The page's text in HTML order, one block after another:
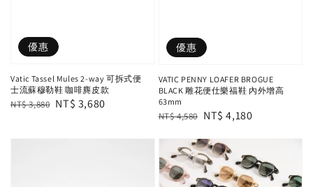
優惠
Vatic Tassel Mules 2-way 可拆式便
士流蘇穆勒鞋 咖啡麂皮款
Regular
NT$ 3,880 Sale
NT$ 3,680
優惠
VATIC PENNY LOAFER BROGUE
BLACK 雕花便仕樂福鞋 內外增高
63mm
Regular
NT$ 4,580 Sale
NT$ 4,180